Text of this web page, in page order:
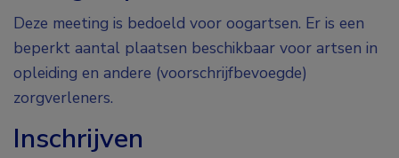
Deze meeting is bedoeld voor oogartsen. Er is een
beperkt aantal plaatsen beschikbaar voor artsen in
opleiding en andere (voorschrijfbevoegde)
zorgverleners.
Inschrijven